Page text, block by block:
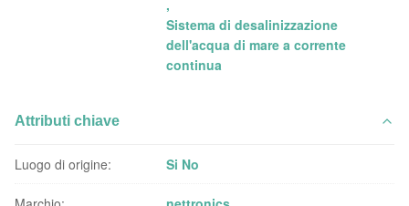
,
Sistema di desalinizzazione
dell'acqua di mare a corrente
continua
Attributi chiave
Luogo di origine: Si No